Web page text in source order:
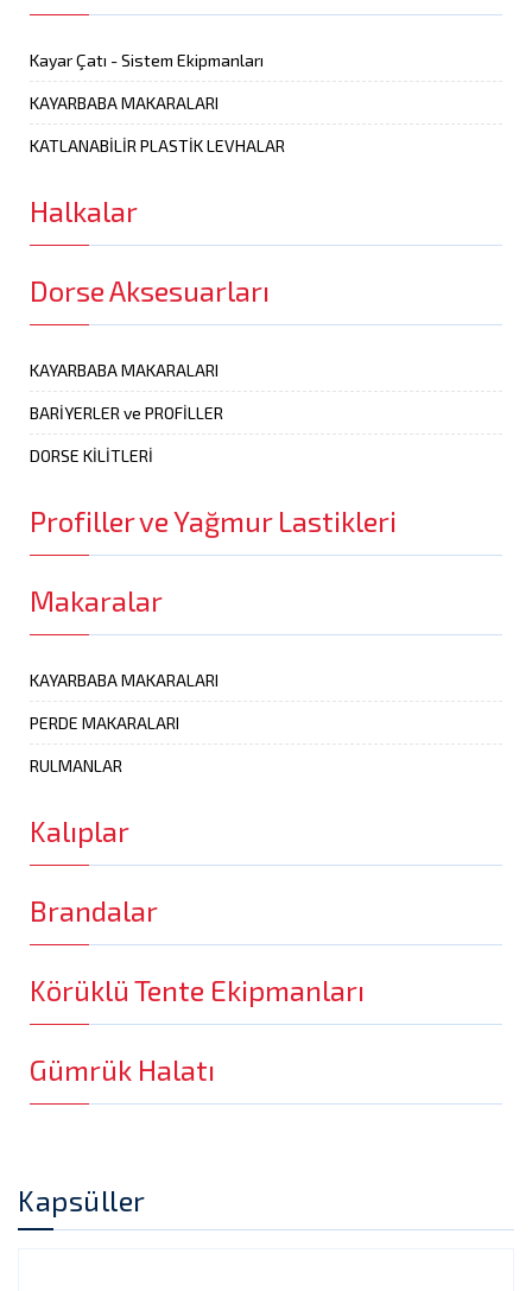
Kayar Çatı - Sistem Ekipmanları
KAYARBABA MAKARALARI
KATLANABİLİR PLASTİK LEVHALAR
Halkalar
Dorse Aksesuarları
KAYARBABA MAKARALARI
BARİYERLER ve PROFİLLER
DORSE KİLİTLERİ
Profiller ve Yağmur Lastikleri
Makaralar
KAYARBABA MAKARALARI
PERDE MAKARALARI
RULMANLAR
Kalıplar
Brandalar
Körüklü Tente Ekipmanları
Gümrük Halatı
Kapsüller